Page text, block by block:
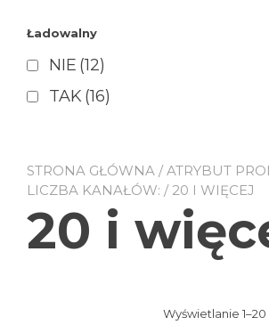
STRONA GŁÓWNA / ATRYBUT
LICZBA KANAŁÓW: / 20 I WIĘCEJ
20 i
Wyświetlanie
Ładowalny
NIE (12)
TAK(16)